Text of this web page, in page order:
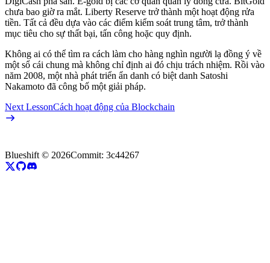
chưa bao giờ ra mắt. Liberty Reserve trở thành một hoạt động rửa
tiền. Tất cả đều dựa vào các điểm kiểm soát trung tâm, trở thành
mục tiêu cho sự thất bại, tấn công hoặc quy định.
Không ai có thể tìm ra cách làm cho hàng nghìn người lạ đồng ý về
một sổ cái chung mà không chỉ định ai đó chịu trách nhiệm. Rồi vào
năm 2008, một nhà phát triển ẩn danh có biệt danh Satoshi
Nakamoto đã công bố một giải pháp.
Next LessonCách hoạt động của Blockchain
Blueshift © 2026Commit: 3c44267